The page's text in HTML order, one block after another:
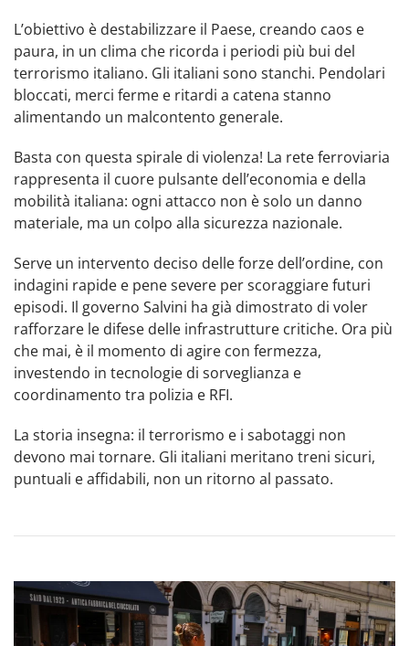
L’obiettivo è destabilizzare il Paese, creando caos e
paura, in un clima che ricorda i periodi più bui del
terrorismo italiano. Gli italiani sono stanchi. Pendolari
bloccati, merci ferme e ritardi a catena stanno
alimentando un malcontento generale.
Basta con questa spirale di violenza! La rete ferroviaria
rappresenta il cuore pulsante dell’economia e della
mobilità italiana: ogni attacco non è solo un danno
materiale, ma un colpo alla sicurezza nazionale.
Serve un intervento deciso delle forze dell’ordine, con
indagini rapide e pene severe per scoraggiare futuri
episodi. Il governo Salvini ha già dimostrato di voler
rafforzare le difese delle infrastrutture critiche. Ora più
che mai, è il momento di agire con fermezza,
investendo in tecnologie di sorveglianza e
coordinamento tra polizia e RFI.
La storia insegna: il terrorismo e i sabotaggi non
devono mai tornare. Gli italiani meritano treni sicuri,
puntuali e affidabili, non un ritorno al passato.